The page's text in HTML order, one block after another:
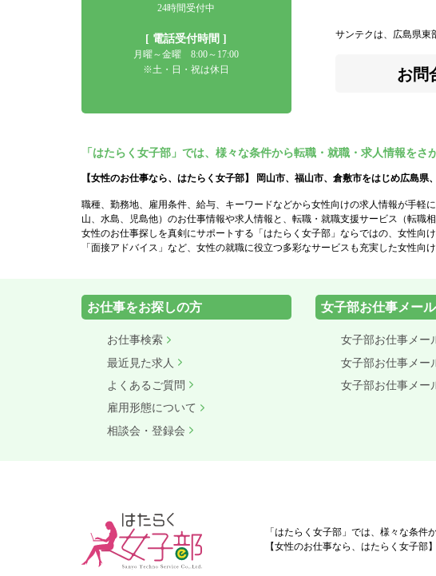
24時間受付中
[ 電話受付時間 ]
月曜～金曜 8:00～17:00
※土・日・祝は休日
サンテクは、広島県東
お問
「はたらく女子部」では、様々な条件から転職・就職・求人情報をさ
【女性のお仕事なら、はたらく女子部】 岡山市、福山市、倉敷市をはじめ広島
職種、勤務地、雇用条件、給与、キーワードなどから女性向けの求人情報が手
山、水島、児島他）のお仕事情報や求人情報と、転職・就職支援サービス（転職
女性のお仕事探しを真剣にサポートする「はたらく女子部」ならではの、女性
「面接アドバイス」など、女性の就職に役立つ多彩なサービスも充実した女性向
お仕事をお探しの方
お仕事検索
最近見た求人
よくあるご質問
雇用形態について
相談会・登録会
女子部お仕事メール
女子部お仕事メー
女子部お仕事メー
女子部お仕事メー
「はたらく女子部」では、様々な条件
【女性のお仕事なら、はたらく女子